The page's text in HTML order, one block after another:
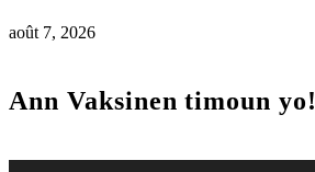
août 7, 2026
Ann Vaksinen timoun yo!